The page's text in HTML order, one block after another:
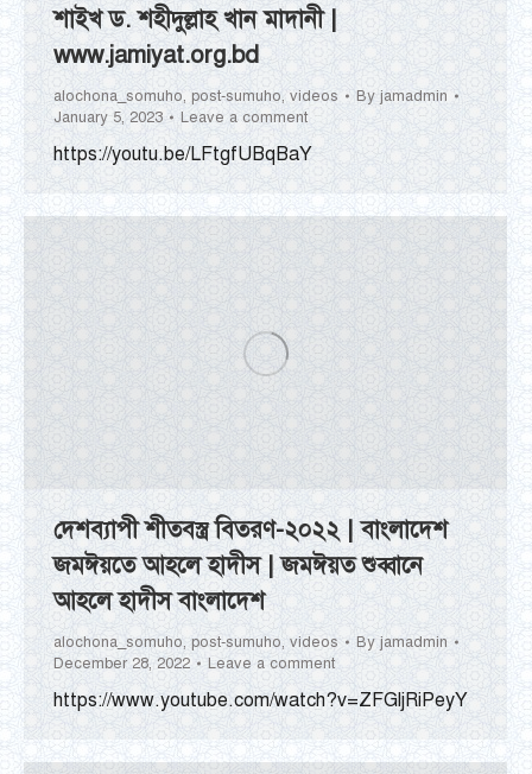
শাইখ ড. শহীদুল্লাহ খান মাদানী |
www.jamiyat.org.bd
alochona_somuho, post-sumuho, videos By jamadmin
January 5, 2023
Leave a comment
https://youtu.be/LFtgfUBqBaY
দেশব্যাপী শীতবস্ত্র বিতরণ-২০২২ | বাংলাদেশ
জমঈয়তে আহলে হাদীস | জমঈয়ত শুব্বানে
আহলে হাদীস বাংলাদেশ
alochona_somuho, post-sumuho, videos By jamadmin
December 28, 2022
Leave a comment
https://www.youtube.com/watch?v=ZFGljRiPeyY